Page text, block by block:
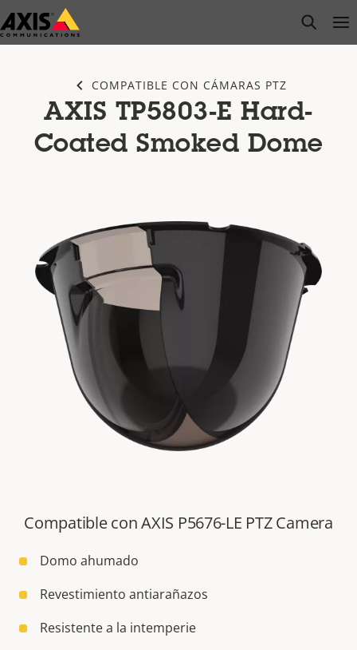
Saltar
al
open
COMPATIBLE CON CÁMARAS PTZ
AXIS TP5803-E Hard-
Coated Smoked Dome
Compatible con AXIS P5676-LE PTZ Camera
Domo ahumado
Revestimiento antiarañazos
Resistente a la intemperie